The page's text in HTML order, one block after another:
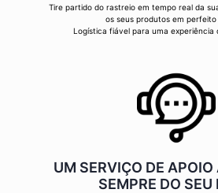
Tire partido do rastreio em tempo real da
os seus produtos em perfeito
Logística fiável para uma experiência
UM SERVIÇO DE APOIO
SEMPRE DO SEU